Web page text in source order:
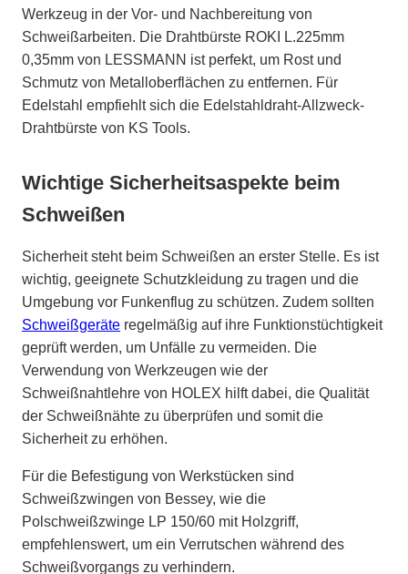
Werkzeug in der Vor- und Nachbereitung von
Schweißarbeiten. Die Drahtbürste ROKI L.225mm
0,35mm von LESSMANN ist perfekt, um Rost und
Schmutz von Metalloberflächen zu entfernen. Für
Edelstahl empfiehlt sich die Edelstahldraht-Allzweck-
Drahtbürste von KS Tools.
Wichtige Sicherheitsaspekte beim
Schweißen
Sicherheit steht beim Schweißen an erster Stelle. Es ist
wichtig, geeignete Schutzkleidung zu tragen und die
Umgebung vor Funkenflug zu schützen. Zudem sollten
Schweißgeräte regelmäßig auf ihre Funktionstüchtigkeit
geprüft werden, um Unfälle zu vermeiden. Die
Verwendung von Werkzeugen wie der
Schweißnahtlehre von HOLEX hilft dabei, die Qualität
der Schweißnähte zu überprüfen und somit die
Sicherheit zu erhöhen.
Für die Befestigung von Werkstücken sind
Schweißzwingen von Bessey, wie die
Polschweißzwinge LP 150/60 mit Holzgriff,
empfehlenswert, um ein Verrutschen während des
Schweißvorgangs zu verhindern.